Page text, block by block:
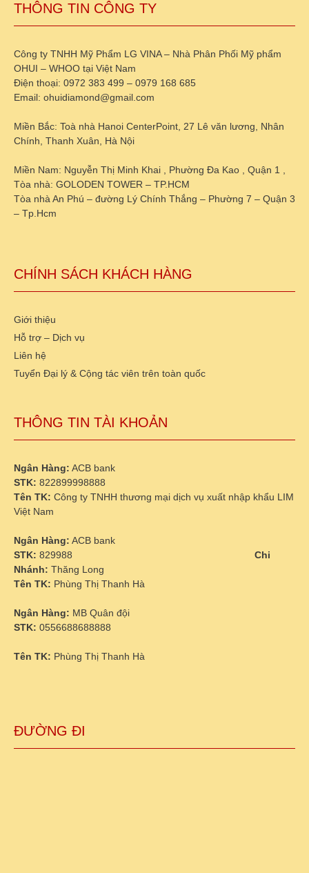
THÔNG TIN CÔNG TY
Công ty TNHH Mỹ Phẩm LG VINA – Nhà Phân Phối Mỹ phẩm
OHUI – WHOO tại Việt Nam
Điện thoại: 0972 383 499 – 0979 168 685
Email: ohuidiamond@gmail.com
Miền Bắc: Toà nhà Hanoi CenterPoint, 27 Lê văn lương, Nhân
Chính, Thanh Xuân, Hà Nội
Miền Nam: Nguyễn Thị Minh Khai , Phường Đa Kao , Quận 1 ,
Tòa nhà: GOLODEN TOWER – TP.HCM
Tòa nhà An Phú – đường Lý Chính Thắng – Phường 7 – Quận 3
– Tp.Hcm
CHÍNH SÁCH KHÁCH HÀNG
Giới thiệu
Hỗ trợ – Dịch vụ
Liên hệ
Tuyển Đại lý & Cộng tác viên trên toàn quốc
THÔNG TIN TÀI KHOẢN
Ngân Hàng: ACB bank
STK: 822899998888
Tên TK: Công ty TNHH thương mại dịch vụ xuất nhập khẩu LIM
Việt Nam
Ngân Hàng: ACB bank
STK: 829988 Chi
Nhánh: Thăng Long
Tên TK: Phùng Thị Thanh Hà
Ngân Hàng: MB Quân đội
STK: 0556688688888
Tên TK: Phùng Thị Thanh Hà
ĐƯỜNG ĐI